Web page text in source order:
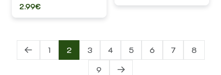
2.99€
1 2 3 4 5 6 7
8
9